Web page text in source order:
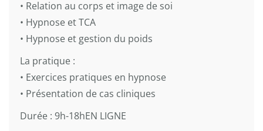
• Relation au corps et image de soi
• Hypnose et TCA
• Hypnose et gestion du poids
La pratique :
• Exercices pratiques en hypnose
• Présentation de cas cliniques
Durée : 9h-18hEN LIGNE